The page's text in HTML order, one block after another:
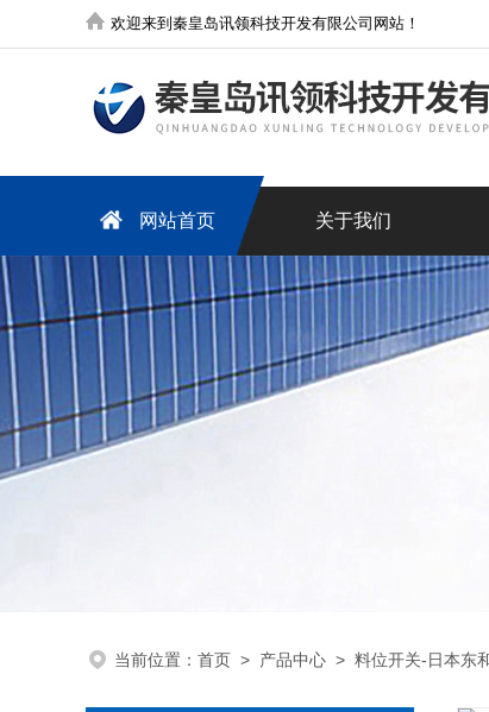
欢迎来到秦皇岛讯领科技开发有限公司网站！
网站首页 关于我们
当前位置： 首页 > 产品中心 > 料位开关-日本东